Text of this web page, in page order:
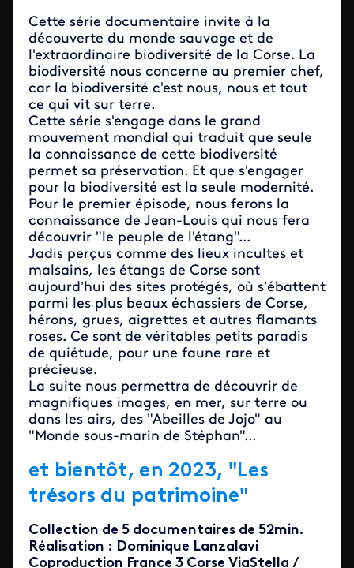
Cette série documentaire invite à la
découverte du monde sauvage et de
l'extraordinaire biodiversité de la Corse. La
biodiversité nous concerne au premier chef,
car la biodiversité c'est nous, nous et tout
ce qui vit sur terre.
Cette série s'engage dans le grand
mouvement mondial qui traduit que seule
la connaissance de cette biodiversité
permet sa préservation. Et que s'engager
pour la biodiversité est la seule modernité.
Pour le premier épisode, nous ferons la
connaissance de Jean-Louis qui nous fera
découvrir "le peuple de l'étang"...
Jadis perçus comme des lieux incultes et
malsains, les étangs de Corse sont
aujourd’hui des sites protégés, où s’ébattent
parmi les plus beaux échassiers de Corse,
hérons, grues, aigrettes et autres flamants
roses. Ce sont de véritables petits paradis
de quiétude, pour une faune rare et
précieuse.
La suite nous permettra de découvrir de
magnifiques images, en mer, sur terre ou
dans les airs, des "Abeilles de Jojo" au
"Monde sous-marin de Stéphan"...
et bientôt, en 2023, "Les
trésors du patrimoine"
Collection de 5 documentaires de 52min.
Réalisation : Dominique Lanzalavi
Coproduction France 3 Corse ViaStella /